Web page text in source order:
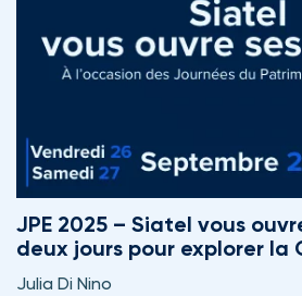
JPE 2025 – Siatel vous
deux jours pour explorer la
Julia Di Nino